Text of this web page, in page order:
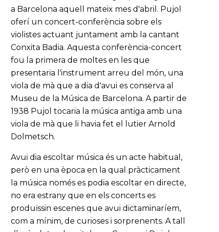
a Barcelona aquell mateix mes d'abril. Pujol
oferí un concert-conferència sobre els
violistes actuant juntament amb la cantant
Conxita Badia. Aquesta conferència-concert
fou la primera de moltes en les que
presentaria l'instrument arreu del món, una
viola de mà que a dia d'avui es conserva al
Museu de la Música de Barcelona. A partir de
1938 Pujol tocaria la música antiga amb una
viola de mà que li havia fet el lutier Arnold
Dolmetsch.
Avui dia escoltar música és un acte habitual,
però en una època en la qual pràcticament
la música només es podia escoltar en directe,
no era estrany que en els concerts es
produïssin escenes que avui dictaminaríem,
com a mínim, de curioses i sorprenents. A tall